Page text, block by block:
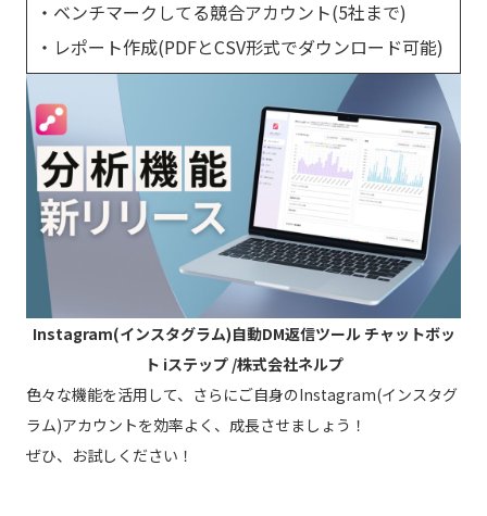
・ベンチマークしてる競合アカウント(5社まで)
・レポート作成(PDFとCSV形式でダウンロード可能)
Instagram(インスタグラム)自動DM返信ツール チャットボッ
ト iステップ /株式会社ネルプ
色々な機能を活用して、さらにご自身のInstagram(インスタグ
ラム)アカウントを効率よく、成長させましょう！
ぜひ、お試しください！